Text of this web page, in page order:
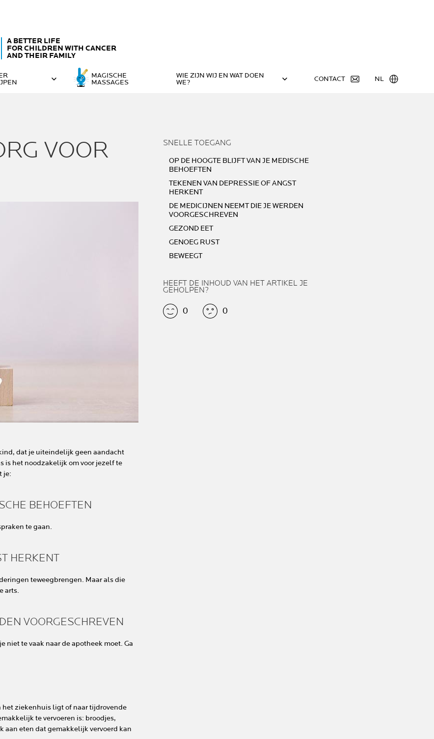
A BETTER LIFE
FOR CHILDREN WITH CANCER
AND THEIR FAMILY
MAGISCHE
MASSAGES
WIE ZIJN WIJ EN WAT DOEN
WE?
CONTACT NL
VOOR
dat je uiteindelijk geen aandacht
is het noodzakelijk om voor jezelf te
je:
BEHOEFTEN
te gaan.
HERKENT
teweegbrengen. Maar als die
arts.
VOORGESCHREVEN
niet te vaak naar de apotheek moet. Ga
ziekenhuis ligt of naar tijdrovende
te vervoeren is: broodjes,
eten dat gemakkelijk vervoerd kan
SNELLE TOEGANG
OP DE HOOGTE BLIJFT VAN JE MEDISCHE
BEHOEFTEN
TEKENEN VAN DEPRESSIE OF ANGST
HERKENT
DE MEDICIJNEN NEEMT DIE JE WERDEN
VOORGESCHREVEN
GEZOND EET
GENOEG RUST
BEWEEGT
HEEFT DE INHOUD VAN HET ARTIKEL JE
GEHOLPEN?
0 0